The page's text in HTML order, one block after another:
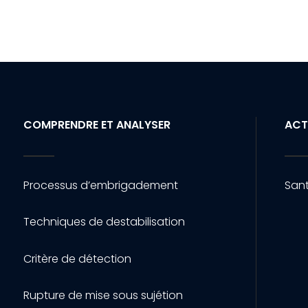
COMPRENDRE ET ANALYSER
Processus d’embrigadement
Techniques de destabilisation
Critère de détection
Rupture de mise sous sujétion